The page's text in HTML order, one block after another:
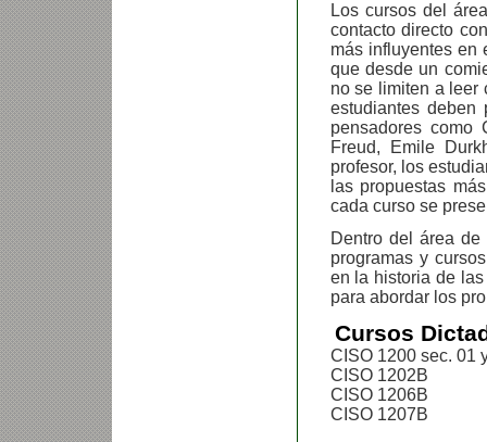
Los cursos del
contacto directo
más influyentes en
que desde un
no se limiten a leer
estudiantes
pensadores como
Freud, Emile
profesor, los
las propuestas
cada curso se
Dentro del área
programas y
en la historia de
para abordar los
Cursos
CISO 1200 sec. 01
CISO 1202B
CISO 1206B
CISO 1207B